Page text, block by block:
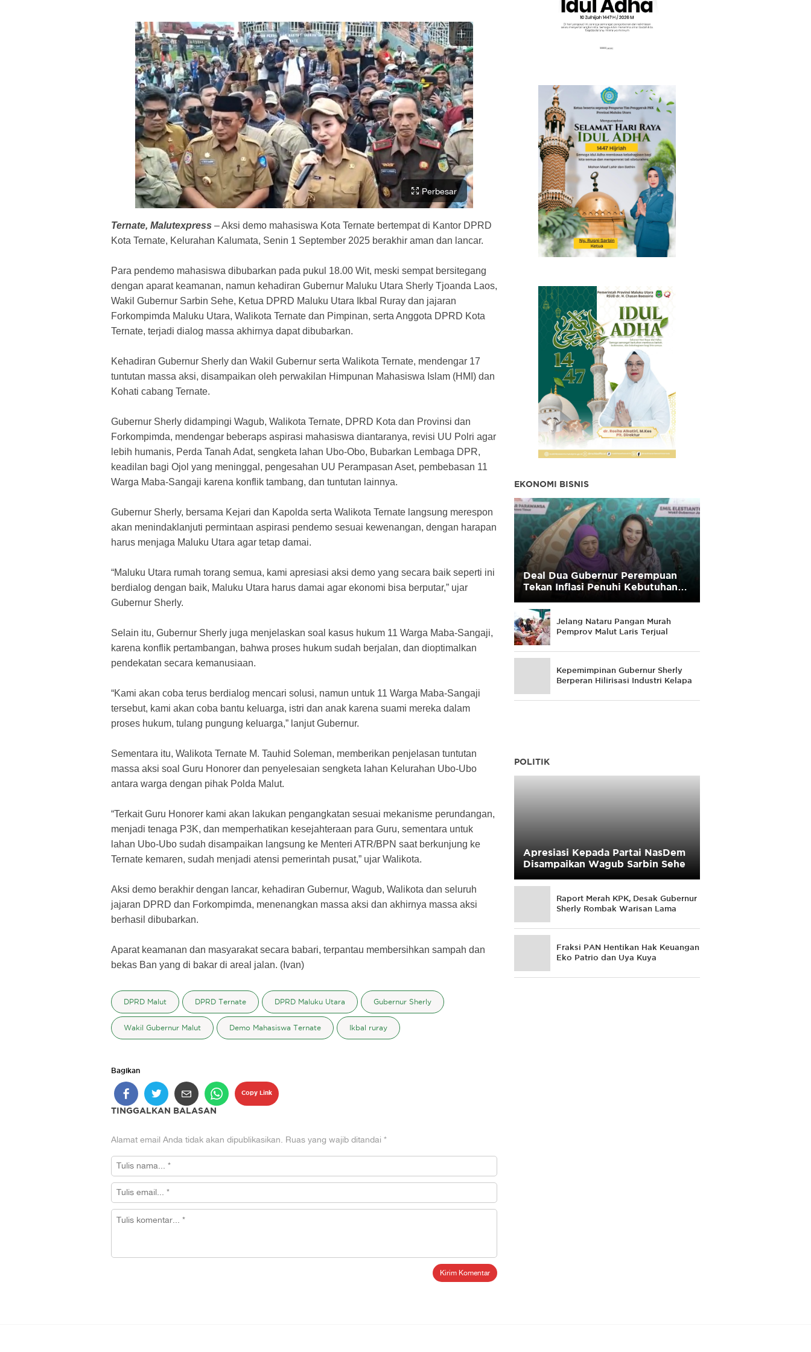
Perbesar
Ternate, Malutexpress – Aksi demo mahasiswa Kota Ternate bertempat di Kantor DPRD
Kota Ternate, Kelurahan Kalumata, Senin 1 September 2025 berakhir aman dan lancar.
Para pendemo mahasiswa dibubarkan pada pukul 18.00 Wit, meski sempat bersitegang
dengan aparat keamanan, namun kehadiran Gubernur Maluku Utara Sherly Tjoanda Laos,
Wakil Gubernur Sarbin Sehe, Ketua DPRD Maluku Utara Ikbal Ruray dan jajaran
Forkompimda Maluku Utara, Walikota Ternate dan Pimpinan, serta Anggota DPRD Kota
Ternate, terjadi dialog massa akhirnya dapat dibubarkan.
Kehadiran Gubernur Sherly dan Wakil Gubernur serta Walikota Ternate, mendengar 17
tuntutan massa aksi, disampaikan oleh perwakilan Himpunan Mahasiswa Islam (HMI) dan
Kohati cabang Ternate.
Gubernur Sherly didampingi Wagub, Walikota Ternate, DPRD Kota dan Provinsi dan
Forkompimda, mendengar beberaps aspirasi mahasiswa diantaranya, revisi UU Polri agar
lebih humanis, Perda Tanah Adat, sengketa lahan Ubo-Obo, Bubarkan Lembaga DPR,
keadilan bagi Ojol yang meninggal, pengesahan UU Perampasan Aset, pembebasan 11
Warga Maba-Sangaji karena konflik tambang, dan tuntutan lainnya.
Gubernur Sherly, bersama Kejari dan Kapolda serta Walikota Ternate langsung merespon
akan menindaklanjuti permintaan aspirasi pendemo sesuai kewenangan, dengan harapan
harus menjaga Maluku Utara agar tetap damai.
“Maluku Utara rumah torang semua, kami apresiasi aksi demo yang secara baik seperti ini
berdialog dengan baik, Maluku Utara harus damai agar ekonomi bisa berputar,” ujar
Gubernur Sherly.
Selain itu, Gubernur Sherly juga menjelaskan soal kasus hukum 11 Warga Maba-Sangaji,
karena konflik pertambangan, bahwa proses hukum sudah berjalan, dan dioptimalkan
pendekatan secara kemanusiaan.
“Kami akan coba terus berdialog mencari solusi, namun untuk 11 Warga Maba-Sangaji
tersebut, kami akan coba bantu keluarga, istri dan anak karena suami mereka dalam
proses hukum, tulang pungung keluarga,” lanjut Gubernur.
Sementara itu, Walikota Ternate M. Tauhid Soleman, memberikan penjelasan tuntutan
massa aksi soal Guru Honorer dan penyelesaian sengketa lahan Kelurahan Ubo-Ubo
antara warga dengan pihak Polda Malut.
“Terkait Guru Honorer kami akan lakukan pengangkatan sesuai mekanisme perundangan,
menjadi tenaga P3K, dan memperhatikan kesejahteraan para Guru, sementara untuk
lahan Ubo-Ubo sudah disampaikan langsung ke Menteri ATR/BPN saat berkunjung ke
Ternate kemaren, sudah menjadi atensi pemerintah pusat,” ujar Walikota.
Aksi demo berakhir dengan lancar, kehadiran Gubernur, Wagub, Walikota dan seluruh
jajaran DPRD dan Forkompimda, menenangkan massa aksi dan akhirnya massa aksi
berhasil dibubarkan.
Aparat keamanan dan masyarakat secara babari, terpantau membersihkan sampah dan
bekas Ban yang di bakar di areal jalan. (Ivan)
DPRD Malut DPRD Ternate DPRD Maluku Utara Gubernur Sherly
Wakil Gubernur Malut Demo Mahasiswa Ternate Ikbal ruray
Bagikan
Copy Link
TINGGALKAN BALASAN
Alamat email Anda tidak akan dipublikasikan. Ruas yang wajib ditandai *
EKONOMI BISNIS
Deal Dua Gubernur Perempuan
Tekan Inflasi Penuhi Kebutuhan
Jelang Nataru Pangan Murah
Pemprov Malut Laris Terjual
Kepemimpinan Gubernur Sherly
Berperan Hilirisasi Industri Kelapa
POLITIK
Apresiasi Kepada Partai NasDem
Disampaikan Wagub Sarbin Sehe
Raport Merah KPK, Desak Gubernur
Sherly Rombak Warisan Lama
Fraksi PAN Hentikan Hak Keuangan
Eko Patrio dan Uya Kuya